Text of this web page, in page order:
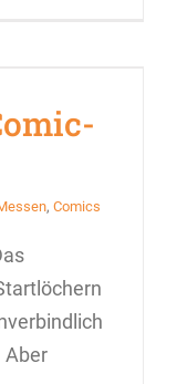
, Comics
Aber